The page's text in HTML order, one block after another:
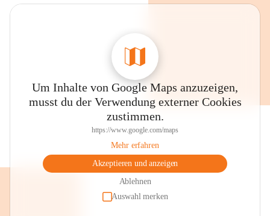
Um Inhalte von Google Maps anzuzeigen,
musst du der Verwendung externer Cookies
zustimmen.
https://www.google.com/maps
Mehr erfahren
Akzeptieren und anzeigen
Ablehnen
Auswahl merken